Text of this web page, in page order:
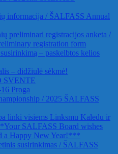
informacija / ŠALFASS Annual
preliminari registracijos anketa /
registration form
– paskelbtos kelios
– didžiulė sėkmė!
SVENTE
Proga
/ 2025 ŠALFASS
linki visiems Linksmu Kaledu ir
SALFASS Board wishes
a Happy New Year!***
susirinkimas / ŠALFASS